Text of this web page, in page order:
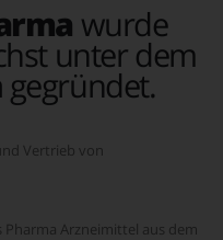
wurde
unter dem
gegründet.
Vertrieb von
Pharma Arzneimittel aus dem